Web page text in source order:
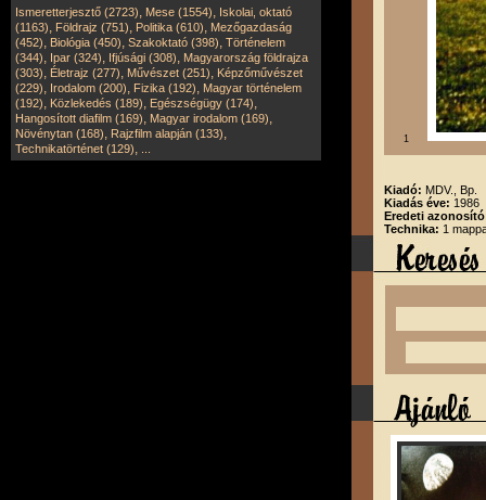
Ismeretterjesztő (2723), Mese (1554), Iskolai, oktató
(1163), Földrajz (751), Politika (610), Mezőgazdaság
(452), Biológia (450), Szakoktató (398), Történelem
(344), Ipar (324), Ifjúsági (308), Magyarország földrajza
(303), Életrajz (277), Művészet (251), Képzőművészet
(229), Irodalom (200), Fizika (192), Magyar történelem
(192), Közlekedés (189), Egészségügy (174),
Hangosított diafilm (169), Magyar irodalom (169),
Növénytan (168), Rajzfilm alapján (133),
Technikatörténet (129),
1
Kiadó: MDV., Bp.
Kiadás éve: 1986
Eredeti
Technika: 1